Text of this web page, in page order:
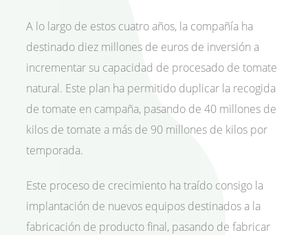
A lo largo de estos cuatro años, la compañía ha
destinado diez millones de euros de inversión a
incrementar su capacidad de procesado de tomate
natural. Este plan ha permitido duplicar la recogida
de tomate en campaña, pasando de 40 millones de
kilos de tomate a más de 90 millones de kilos por
temporada.
Este proceso de crecimiento ha traído consigo la
implantación de nuevos equipos destinados a la
fabricación de producto final, pasando de fabricar